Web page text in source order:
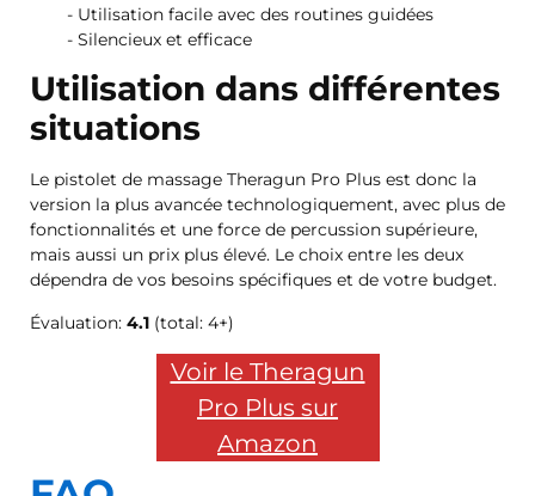
Utilisation facile avec des routines guidées
Silencieux et efficace
Utilisation dans différentes
situations
Le pistolet de massage Theragun Pro Plus est donc la
version la plus avancée technologiquement, avec plus de
fonctionnalités et une force de percussion supérieure,
mais aussi un prix plus élevé. Le choix entre les deux
dépendra de vos besoins spécifiques et de votre budget.
Évaluation: 4.1 (total: 4+)
Voir le Theragun
Pro Plus sur
Amazon